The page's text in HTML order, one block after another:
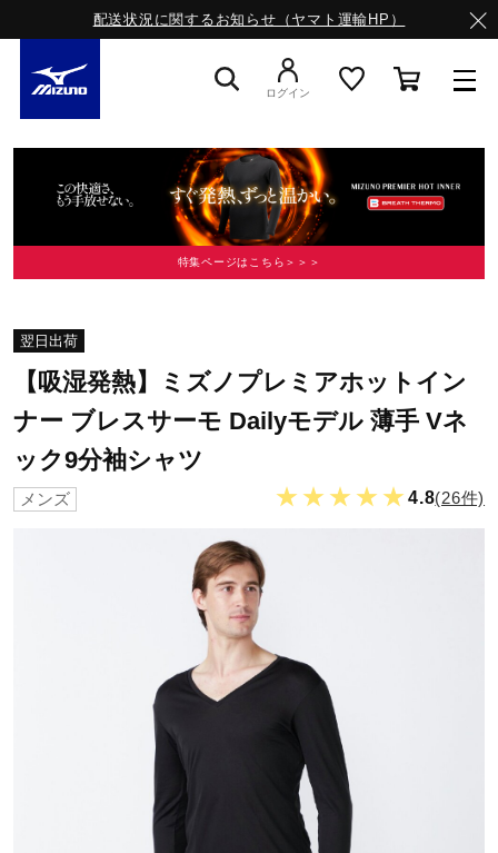
配送状況に関するお知らせ（ヤマト運輸HP）
スニーカー
ライフスタイルウエア
サッカー／フットサル
バレーボール
ログイン
特集ページはこちら＞＞＞
翌日出荷
【吸湿発熱】ミズノプレミアホットイン
ナー ブレスサーモ Dailyモデル 薄手 Vネ
ック9分袖シャツ
メンズ ★★★★★4.8(26件)